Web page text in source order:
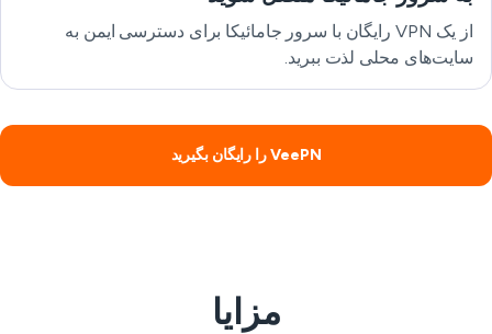
از یک VPN رایگان با سرور جامائیکا برای دسترسی ایمن به
سایت‌های محلی لذت ببرید.
VeePN را رایگان بگیرید
مزایا